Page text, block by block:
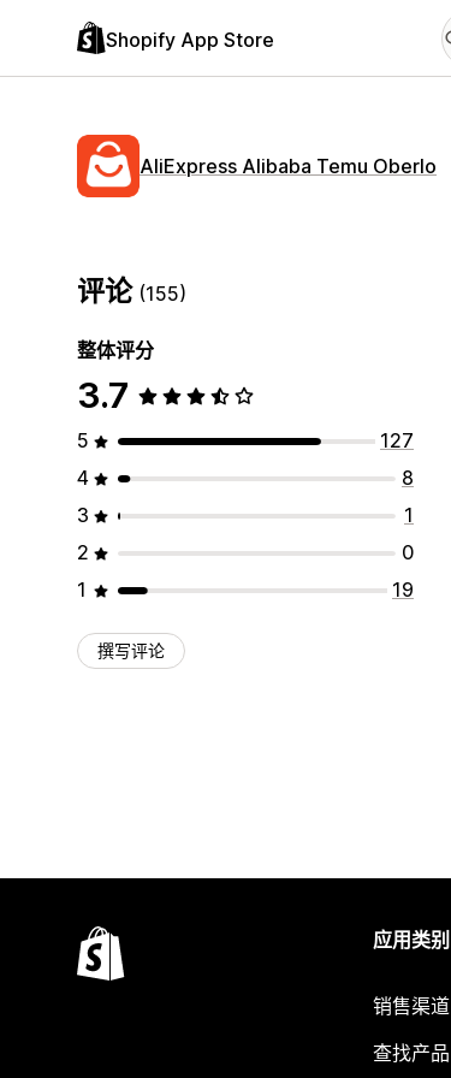
Shopify App Store
AliExpress Alibaba Temu Oberlo
评论 (155)
整体评分
3.7
5
127
4
8
3
1
2
0
1
19
撰写评论
应用类别
销售渠道
查找产品